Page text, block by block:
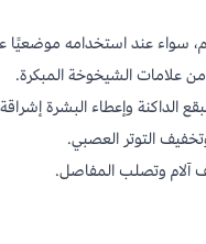
سواء عند استخدامه موضعيًا
علامات الشيخوخة المبكرة.
الداكنة وإعطاء البشرة
التوتر العصبي.
آلام وتصلب المفاصل.